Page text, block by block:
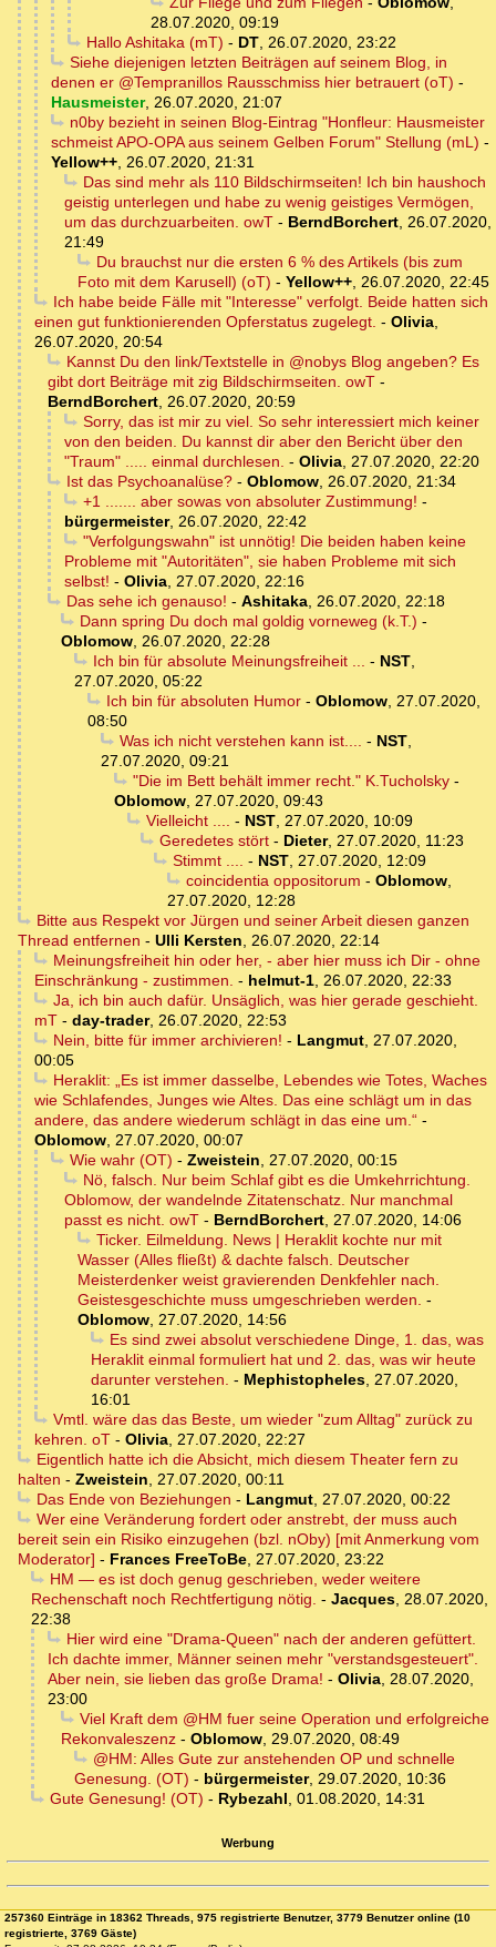
28.07.2020, 09:19
Hallo Ashitaka (mT) - DT, 26.07.2020, 23:22
Siehe diejenigen letzten Beiträgen auf seinem Blog, in
denen er @Tempranillos Rausschmiss hier betrauert (oT) -
Hausmeister, 26.07.2020, 21:07
n0by bezieht in seinen Blog-Eintrag "Honfleur: Hausmeister
schmeist APO-OPA aus seinem Gelben Forum" Stellung (mL) -
Yellow++, 26.07.2020, 21:31
Das sind mehr als 110 Bildschirmseiten! Ich bin haushoch
geistig unterlegen und habe zu wenig geistiges Vermögen,
um das durchzuarbeiten. owT - BerndBorchert, 26.07.2020,
21:49
Du brauchst nur die ersten 6 % des Artikels (bis zum
Foto mit dem Karusell) (oT) - Yellow++, 26.07.2020, 22:45
Ich habe beide Fälle mit "Interesse" verfolgt. Beide hatten sich
einen gut funktionierenden Opferstatus zugelegt. - Olivia,
26.07.2020, 20:54
Kannst Du den link/Textstelle in @nobys Blog angeben? Es
gibt dort Beiträge mit zig Bildschirmseiten. owT -
BerndBorchert, 26.07.2020, 20:59
Sorry, das ist mir zu viel. So sehr interessiert mich keiner
von den beiden. Du kannst dir aber den Bericht über den
"Traum" ..... einmal durchlesen. - Olivia, 27.07.2020, 22:20
Ist das Psychoanalüse?- Oblomow, 26.07.2020, 21:34
+1 ....... aber sowas von absoluter Zustimmung! -
bürgermeister, 26.07.2020, 22:42
"Verfolgungswahn" ist unnötig! Die beiden haben keine
Probleme mit "Autoritäten", sie haben Probleme mit sich
selbst! - Olivia, 27.07.2020, 22:16
Das sehe ich genauso! - Ashitaka, 26.07.2020, 22:18
Dann spring Du doch mal goldig vorneweg (k.T.) -
Oblomow, 26.07.2020, 22:28
Ich bin für absolute Meinungsfreiheit ... - NST,
27.07.2020, 05:22
Ich bin für absoluten Humor- Oblomow, 27.07.2020,
08:50
Was ich nicht verstehen kann ist.... - NST,
27.07.2020, 09:21
"Die im Bett behält immer recht." K.Tucholsky-
Oblomow, 27.07.2020, 09:43
Vielleicht .... - NST, 27.07.2020, 10:09
Geredetes stört- Dieter, 27.07.2020, 11:23
Stimmt .... - NST, 27.07.2020, 12:09
coincidentia oppositorum - Oblomow,
27.07.2020, 12:28
Bitte aus Respekt vor Jürgen und seiner Arbeit diesen ganzen
Thread entfernen - Ulli Kersten, 26.07.2020, 22:14
Meinungsfreiheit hin oder her, - aber hier muss ich Dir - ohne
Einschränkung - zustimmen. - helmut-1, 26.07.2020, 22:33
Ja, ich bin auch dafür. Unsäglich, was hier gerade geschieht.
mT - day-trader, 26.07.2020, 22:53
Nein, bitte für immer archivieren! - Langmut, 27.07.2020,
00:05
Heraklit: „Es ist immer dasselbe, Lebendes wie Totes, Waches
wie Schlafendes, Junges wie Altes. Das eine schlägt um in das
andere, das andere wiederum schlägt in das eine um.“ -
Oblomow, 27.07.2020, 00:07
Wie wahr (OT) - Zweistein, 27.07.2020, 00:15
Nö, falsch. Nur beim Schlaf gibt es die Umkehrrichtung.
Oblomow, der wandelnde Zitatenschatz. Nur manchmal
passt es nicht. owT - BerndBorchert, 27.07.2020, 14:06
Ticker. Eilmeldung. News | Heraklit kochte nur mit
Wasser (Alles fließt) & dachte falsch. Deutscher
Meisterdenker weist gravierenden Denkfehler nach.
Geistesgeschichte muss umgeschrieben werden. -
Oblomow, 27.07.2020, 14:56
Es sind zwei absolut verschiedene Dinge, 1. das, was
Heraklit einmal formuliert hat und 2. das, was wir heute
darunter verstehen. - Mephistopheles, 27.07.2020,
16:01
Vmtl. wäre das das Beste, um wieder "zum Alltag" zurück zu
kehren. oT - Olivia, 27.07.2020, 22:27
Eigentlich hatte ich die Absicht, mich diesem Theater fern zu
halten - Zweistein, 27.07.2020, 00:11
Das Ende von Beziehungen - Langmut, 27.07.2020, 00:22
Wer eine Veränderung fordert oder anstrebt, der muss auch
bereit sein ein Risiko einzugehen (bzl. nOby) [mit Anmerkung vom
Moderator] - Frances FreeToBe, 27.07.2020, 23:22
HM — es ist doch genug geschrieben, weder weitere
Rechenschaft noch Rechtfertigung nötig. - Jacques, 28.07.2020,
22:38
Hier wird eine "Drama-Queen" nach der anderen gefüttert.
Ich dachte immer, Männer seinen mehr "verstandsgesteuert".
Aber nein, sie lieben das große Drama! - Olivia, 28.07.2020,
23:00
Viel Kraft dem @HM fuer seine Operation und erfolgreiche
Rekonvaleszenz - Oblomow, 29.07.2020, 08:49
@HM: Alles Gute zur anstehenden OP und schnelle
Genesung. (OT) - bürgermeister, 29.07.2020, 10:36
Gute Genesung! (OT) - Rybezahl, 01.08.2020, 14:31
Werbung
257360 Einträge in 18362 Threads, 975 registrierte Benutzer, 3779 Benutzer online (10
registrierte, 3769 Gäste)